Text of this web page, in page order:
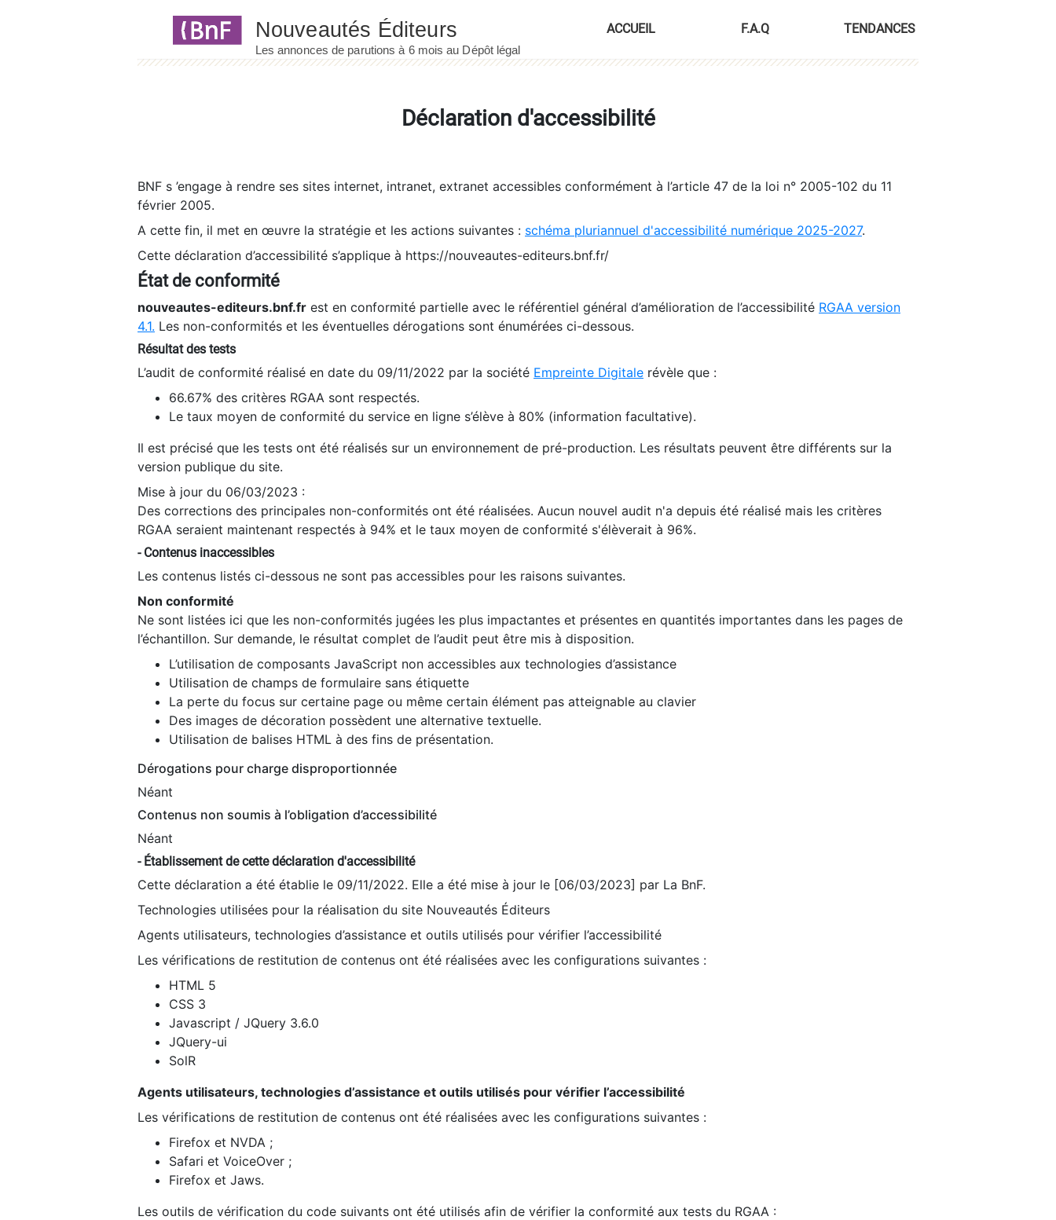
ACCUEIL F.A.Q TENDANCES
Déclaration d'accessibilité
BNF s ’engage à rendre ses sites internet, intranet, extranet accessibles conformément à l’article 47 de la loi n° 2005-102 du 11
février 2005.
A cette fin, il met en œuvre la stratégie et les actions suivantes : schéma pluriannuel d'accessibilité numérique 2025-2027.
Cette déclaration d’accessibilité s’applique à https://nouveautes-editeurs.bnf.fr/
État de conformité
nouveautes-editeurs.bnf.fr est en conformité partielle avec le référentiel général d’amélioration de l’accessibilité RGAA version
4.1. Les non-conformités et les éventuelles dérogations sont énumérées ci-dessous.
Résultat des tests
L’audit de conformité réalisé en date du 09/11/2022 par la société Empreinte Digitale révèle que :
66.67% des critères RGAA sont respectés.
Le taux moyen de conformité du service en ligne s’élève à 80% (information facultative).
Il est précisé que les tests ont été réalisés sur un environnement de pré-production. Les résultats peuvent être différents sur la
version publique du site.
Mise à jour du 06/03/2023 :
Des corrections des principales non-conformités ont été réalisées. Aucun nouvel audit n'a depuis été réalisé mais les critères
RGAA seraient maintenant respectés à 94% et le taux moyen de conformité s'élèverait à 96%.
- Contenus inaccessibles
Les contenus listés ci-dessous ne sont pas accessibles pour les raisons suivantes.
Non conformité
Ne sont listées ici que les non-conformités jugées les plus impactantes et présentes en quantités importantes dans les pages de
l’échantillon. Sur demande, le résultat complet de l’audit peut être mis à disposition.
L’utilisation de composants JavaScript non accessibles aux technologies d’assistance
Utilisation de champs de formulaire sans étiquette
La perte du focus sur certaine page ou même certain élément pas atteignable au clavier
Des images de décoration possèdent une alternative textuelle.
Utilisation de balises HTML à des fins de présentation.
Dérogations pour charge disproportionnée
Néant
Contenus non soumis à l’obligation d’accessibilité
Néant
- Établissement de cette déclaration d'accessibilité
Cette déclaration a été établie le 09/11/2022. Elle a été mise à jour le [06/03/2023] par La BnF.
Technologies utilisées pour la réalisation du site Nouveautés Éditeurs
Agents utilisateurs, technologies d’assistance et outils utilisés pour vérifier l’accessibilité
Les vérifications de restitution de contenus ont été réalisées avec les configurations suivantes :
HTML 5
CSS 3
Javascript / JQuery 3.6.0
JQuery-ui
SolR
Agents utilisateurs, technologies d’assistance et outils utilisés pour vérifier l’accessibilité
Les vérifications de restitution de contenus ont été réalisées avec les configurations suivantes :
Firefox et NVDA ;
Safari et VoiceOver ;
Firefox et Jaws.
Les outils de vérification du code suivants ont été utilisés afin de vérifier la conformité aux tests du RGAA :